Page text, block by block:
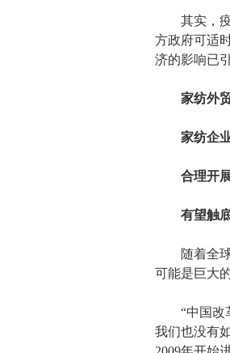
其实，疫
方政府可适
济的影响已
家纺外
家纺企业
合理开展
有望触底
随着全球
可能是巨大的
“中国改革
我们也没有